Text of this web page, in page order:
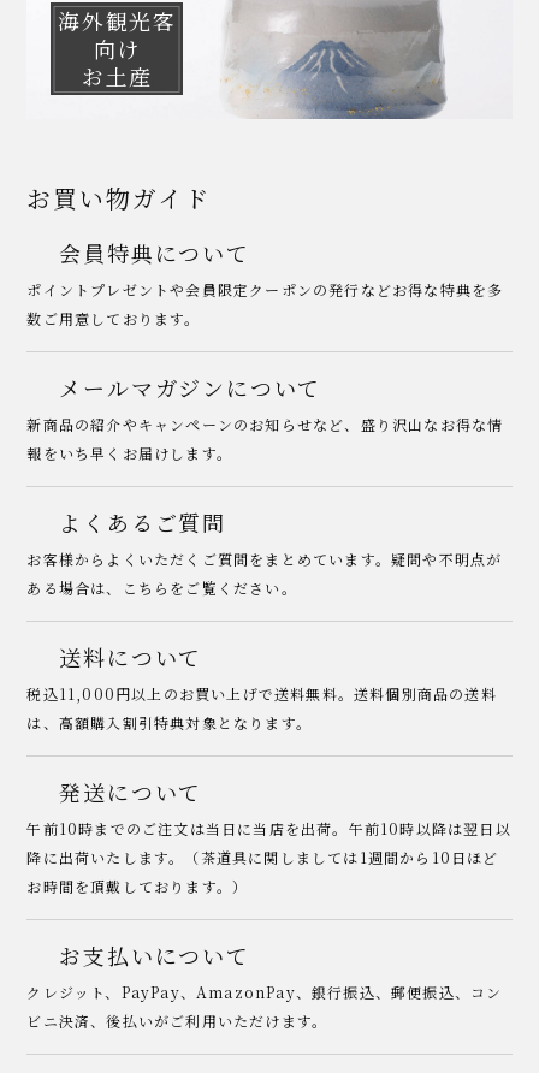
海外観光客
向け
お土産
お買い物ガイド
会員特典について
ポイントプレゼントや会員限定クーポンの発行などお得な特典を多
数ご用意しております。
メールマガジンについて
新商品の紹介やキャンペーンのお知らせなど、盛り沢山なお得な情
報をいち早くお届けします。
よくあるご質問
お客様からよくいただくご質問をまとめています。疑問や不明点が
ある場合は、こちらをご覧ください。
送料について
税込11,000円以上のお買い上げで送料無料。送料個別商品の送料
は、高額購入割引特典対象となります。
発送について
午前10時までのご注文は当日に当店を出荷。午前10時以降は翌日以
降に出荷いたします。（茶道具に関しましては1週間から10日ほど
お時間を頂戴しております。）
お支払いについて
クレジット、PayPay、AmazonPay、銀行振込、郵便振込、コン
ビニ決済、後払いがご利用いただけます。